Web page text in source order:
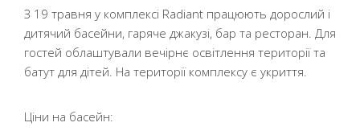
З 19 травня у комплексі Radiant працюють дорослий і
дитячий басейни, гаряче джакузі, бар та ресторан. Для
гостей облаштували вечірнє освітлення території та
батут для дітей. На території комплексу є укриття.
Ціни на басейн: